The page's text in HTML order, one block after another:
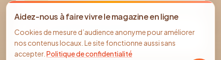
29 Au rythme de la forêt !
Loisirs PIERREFONDS
Aidez-nous à faire vivre le magazine en ligne
Cookies de mesure d’audience anonyme pour améliorer
nos contenus locaux. Le site fonctionne aussi sans
accepter. Politique de confidentialité